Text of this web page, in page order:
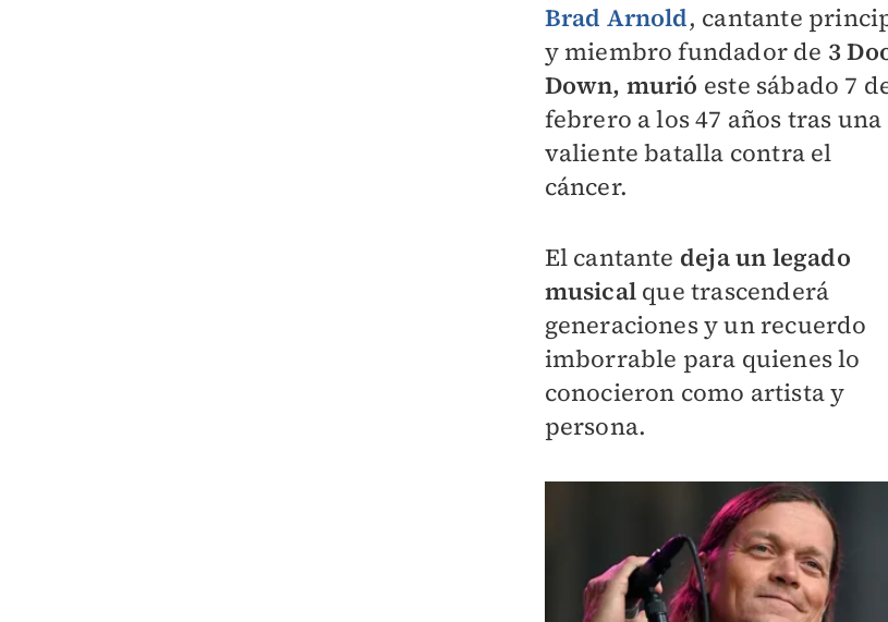
Brad Arnold, cantante
y miembro fundador de 3
Down, murió este sábado 7
febrero a los 47 años tras una
valiente batalla contra el
cáncer.
El cantante deja un legado
musicalque trascenderá
generaciones y un recuerdo
imborrable para quienes lo
conocieron como artista y
persona.